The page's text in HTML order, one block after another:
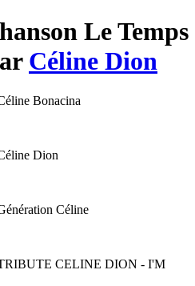
Le Temps
Céline Dion
Bonacina
Dion
Céline
TRIBUTE CELINE DION - I'M